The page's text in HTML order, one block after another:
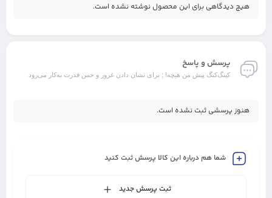
هیچ دیدگاهی برای این محصول نوشته نشده است.
پرسش و پاسخ
کینگ‌کنگ پیش من هیچه! ; برای نشان دادن غرور و حس قدرت به‌کار می‌رود
هنوز پرسشی ثبت نشده است.
شما هم درباره این کالا پرسش ثبت کنید
ثبت پرسش جدید